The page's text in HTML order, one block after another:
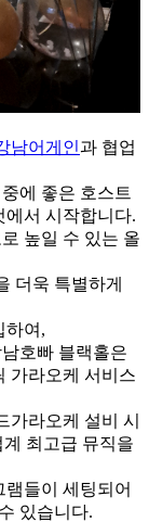
남어게인과 협업
에 좋은 호스트
에서 시작합니다.
높일 수 있는 올
더욱 특별하게
하여,
호빠 블랙홀은
가라오케 서비스
가라오케 설비 시
최고급 뮤직을
들이 세팅되어
있습니다.